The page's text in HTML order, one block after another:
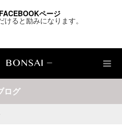
ページ
ると励みになります。
ログ